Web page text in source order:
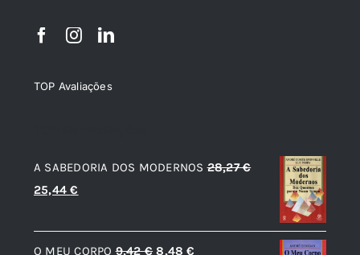
TOP Avaliações
A SABEDORIA DOS MODERNOS 28,27€
O
original
25,44€
atual
O MEU CORPO 9,42€ O
8,48€